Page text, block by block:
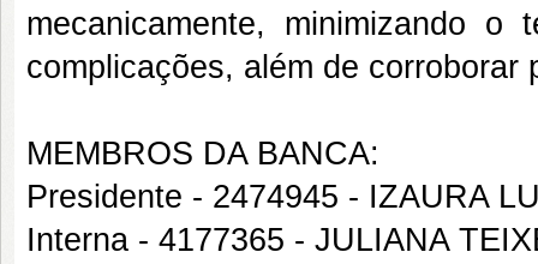
mecanicamente, minimizando
complicações, além de
MEMBROS DA BANCA:
Presidente - 2474945 - IZAURA
Interna - 4177365 - JULIANA